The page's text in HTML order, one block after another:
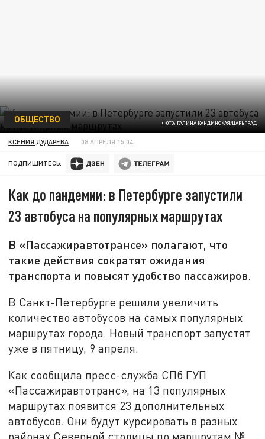
ФОТО: ГАЛИНА КАНДИНСКАЯ/ЦАРЬГРАД
ОБЩЕСТВО
КСЕНИЯ ДУДАРЕВА 08 АПРЕЛЯ 15:04
ПОДПИШИТЕСЬ:
Как до пандемии: в Петербурге запустили
23 автобуса на популярных маршрутах
В «Пассажиравтотрансе» полагают, что
такие действия сократят ожидания
транспорта и повысят удобство пассажиров.
В Санкт-Петербурге решили увеличить
количество автобусов на самых популярных
маршрутах города. Новый транспорт запустят
уже в пятницу, 9 апреля.
Как сообщила пресс-служба СПб ГУП
«Пассажиравтотранс», на 13 популярных
маршрутах появится 23 дополнительных
автобусов. Они будут курсировать в разных